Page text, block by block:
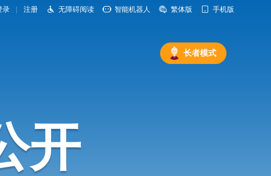
录 注册 无障碍阅读 智能机器人 繁体版 手机版
长者模式
开